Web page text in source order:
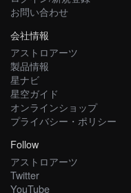
お問い合わせ
会社情報
アストロアーツ
製品情報
星ナビ
星空ガイド
オンラインショップ
プライバシー・ポリシー
Follow
アストロアーツ
Twitter
YouTube